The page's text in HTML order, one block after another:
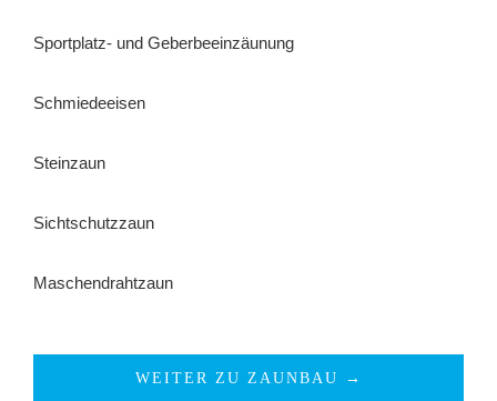
Sportplatz- und Geberbeeinzäunung
Schmiedeeisen
Steinzaun
Sichtschutzzaun
Maschendrahtzaun
WEITER ZU ZAUNBAU →